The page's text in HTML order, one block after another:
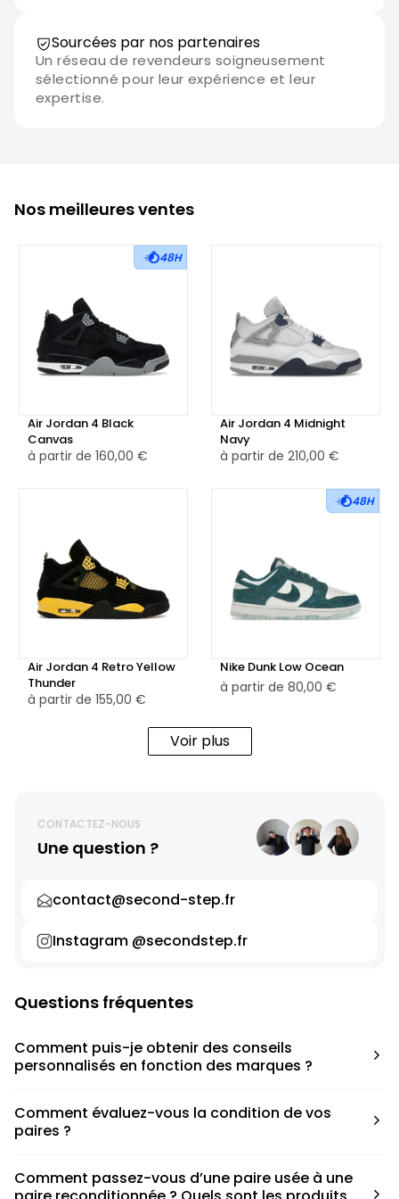
Sourcées par nos partenaires
Un réseau de revendeurs soigneusement
sélectionné pour leur expérience et leur
expertise.
Nos meilleures ventes
48H
Air Jordan 4 Black
Canvas
à partir de 160,00 €
Air Jordan 4 Midnight
Navy
à partir de 210,00 €
Air Jordan 4 Retro Yellow
Thunder
à partir de 155,00 €
48H
Nike Dunk Low Ocean
à partir de 80,00 €
Voir plus
CONTACTEZ-NOUS
Une question ?
contact@second-step.fr
Instagram @secondstep.fr
Questions fréquentes
Comment puis-je obtenir des conseils
personnalisés en fonction des marques ?
pour déterminer la taille appropriée, que ce soit une taille
en dessous, au-dessus ou correspondant à votre taille
Comment évaluez-vous la condition de vos
paires ?
défauts spécifiques de chaque paire.
Comment passez-vous d’une paire usée à une